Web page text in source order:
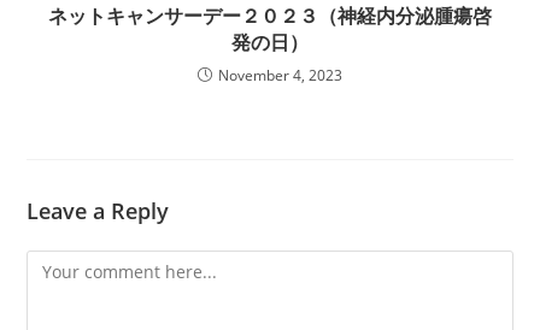
ネットキャンサーデー２０２３（神経内分泌腫瘍啓
発の日）
November 4, 2023
Leave a Reply
Comment